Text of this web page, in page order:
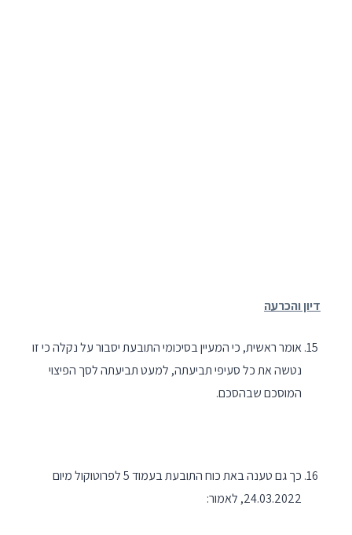
דיון והכרעה
אומר ראשית, כי המעיין בסיכומי התובעת יסבור על נקלה כי זו
נטשה את כל סעיפי תביעתה, למעט תביעתה לסך הפיצוי
המוסכם שבהסכם.
כך גם טענה באת כוח התובעת בעמוד 5 לפרוטוקול מיום
24.03.2022, לאמור: